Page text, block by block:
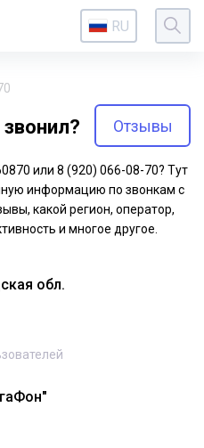
RU
Отзывы
или 8 (920) 066-08-70? Тут
информацию по звонкам с
какой регион, оператор,
и многое другое.
обл.